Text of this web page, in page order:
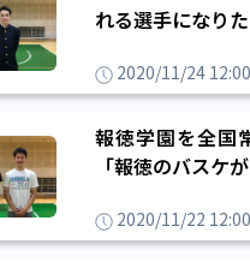
れる選手になりた
2020/11/24 12:00
報徳学園を全国
「報徳のバスケ
2020/11/22 12:00